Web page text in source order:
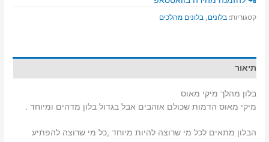
מהלך
מיקי
קטגוריות:בלונים,בלונים מהלכים
תיאור
בלון מהלך מיקי מאוס
מיקי מאוס הדמות שכולם אוהבים אבל בגדול בלון מדהים ומיוחד .
הבלון מתאים לכל מי שרוצה להיות מיוחד ,כל מי שרוצה להפתיע